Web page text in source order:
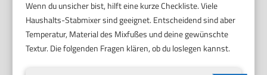
Wenn du unsicher bist, hilft eine kurze Checkliste. Viele
Haushalts-Stabmixer sind geeignet. Entscheidend sind aber
Temperatur, Material des Mixfußes und deine gewünschte
Textur. Die folgenden Fragen klären, ob du loslegen kannst.